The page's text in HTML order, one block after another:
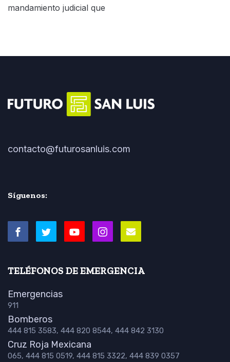
mandamiento judicial que
contacto@futurosanluis.com
Síguenos:
TELÉFONOS DE EMERGENCIA
Emergencias
911
Bomberos
444 815 3583, 444 820 8544, 444 842 3130
Cruz Roja Mexicana
065, 444 815 0519, 444 815 3322, 444 839 0357